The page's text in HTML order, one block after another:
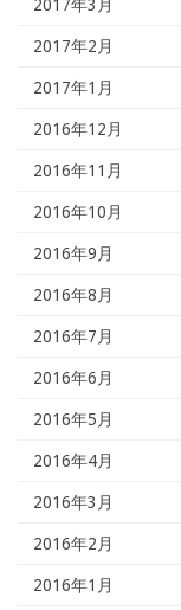
2017年3月
2017年2月
2017年1月
2016年12月
2016年11月
2016年10月
2016年9月
2016年8月
2016年7月
2016年6月
2016年5月
2016年4月
2016年3月
2016年2月
2016年1月